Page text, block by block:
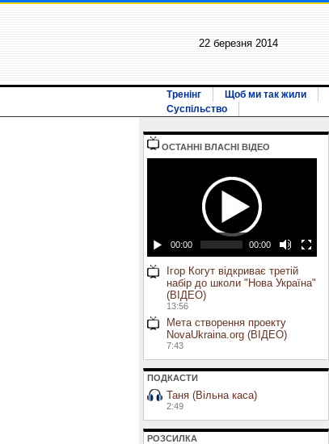
22 березня 2014
Тренінг Щоб ми так жили
Суспільство
ОСТАННI ВЛАСНI ВIДЕО
00:00 00:00
Ігор Когут відкриває третій
набір до школи "Нова Україна"
(ВІДЕО)
13:56
Мета створення проекту
NovaUkraina.org (ВІДЕО)
7:43
ПОДКАСТИ
Таня (Вільна каса)
2:49
РОЗСИЛКА